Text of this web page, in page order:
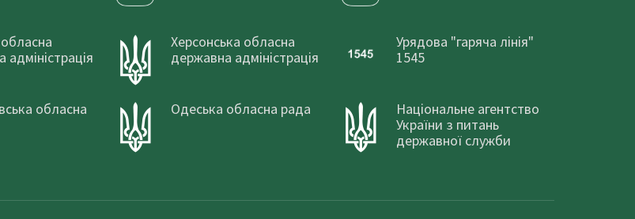
Херсонська обласна
державна адміністрація
Урядова "гаряча лінія"
1545
обласна
Одеська обласна рада
Національне агентство
України з питань
державної служби